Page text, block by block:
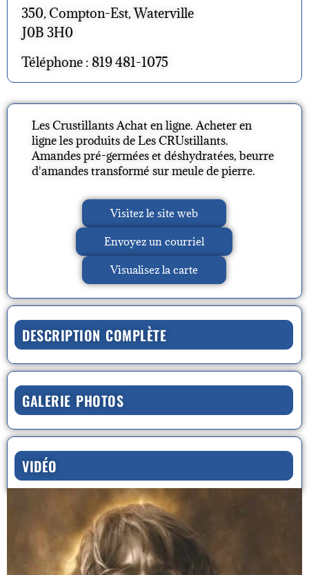
350, Compton-Est, Waterville
J0B 3H0
Téléphone : 819 481-1075
Les Crustillants Achat en ligne. Acheter en
ligne les produits de Les CRUstillants.
Amandes pré-germées et déshydratées, beurre
d'amandes transformé sur meule de pierre.
Visitez le site web
Envoyez un courriel
Visualisez la carte
DESCRIPTION COMPLÈTE
GALERIE PHOTOS
VIDÉO